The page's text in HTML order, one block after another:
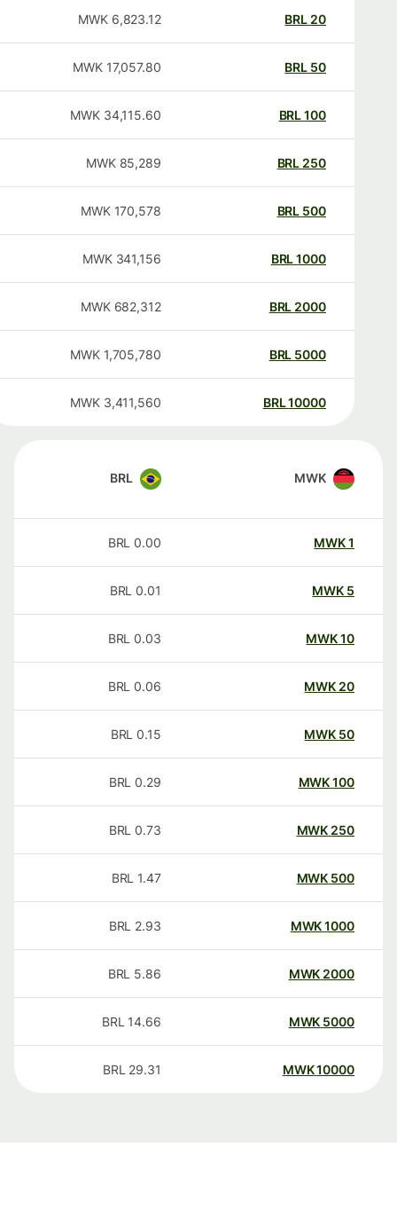
20
BRL
6,823.12
MWK
50
BRL
17,057.80
MWK
100
BRL
34,115.60
MWK
250
BRL
85,289
MWK
500
BRL
170,578
MWK
1000
BRL
341,156
MWK
2000
BRL
682,312
MWK
5000
BRL
1,705,780
MWK
10000
BRL
3,411,560
MWK
MWK
BRL
MWK
0.00
BRL
MWK
0.01
BRL
MWK
0.03
BRL
20
MWK
0.06
BRL
50
MWK
0.15
BRL
100
MWK
0.29
BRL
250
MWK
0.73
BRL
500
MWK
1.47
BRL
1000
MWK
2.93
BRL
2000
MWK
5.86
BRL
5000
MWK
14.66
BRL
10000
MWK
29.31
BRL